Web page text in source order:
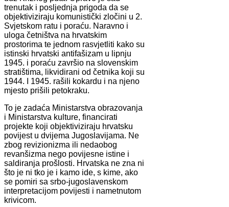
trenutak i posljednja prigoda da se
objektiviziraju komunistički zločini u 2.
Svjetskom ratu i poraću. Naravno i
uloga četništva na hrvatskim
prostorima te jednom rasvjetliti kako su
istinski hrvatski antifašizam u lipnju
1945. i poraću završio na slovenskim
stratištima, likvidirani od četnika koji su
1944. I 1945. rašili kokardu i na njeno
mjesto prišili petokraku.
To je zadaća Ministarstva obrazovanja
i Ministarstva kulture, financirati
projekte koji objektiviziraju hrvatsku
povijest u dvijema Jugoslavijama. Ne
zbog revizionizma ili nedaobog
revanšizma nego povijesne istine i
saldiranja prošlosti. Hrvatska ne zna ni
što je ni tko je i kamo ide, s kime, ako
se pomiri sa srbo-jugoslavenskom
interpretacijom povijesti i nametnutom
krivicom.